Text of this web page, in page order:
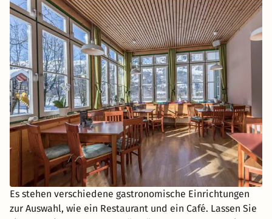
Es stehen verschiedene gastronomische Einrichtungen
zur Auswahl, wie ein Restaurant und ein Café. Lassen Sie